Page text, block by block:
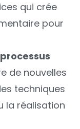
qui crée
pour
de nouvelles
techniques
la réalisation